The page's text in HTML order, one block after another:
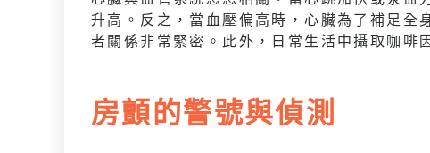
升高。反之，當血壓偏高時，心臟為了補足全
者關係非常緊密。此外，日常生活中攝取咖啡
房顫的警號與偵測